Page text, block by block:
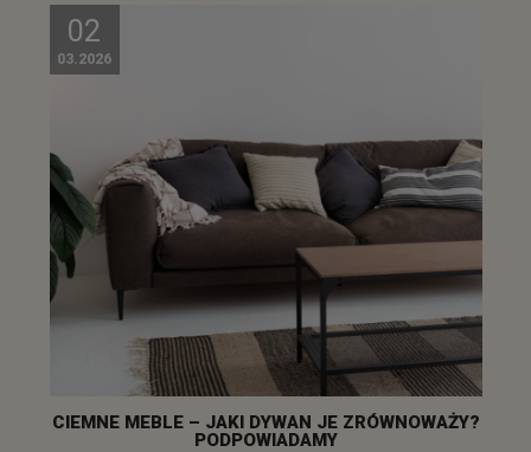
02
03.2026
CIEMNE MEBLE – JAKI DYWAN JE ZRÓWNOWAŻY?
PODPOWIADAMY